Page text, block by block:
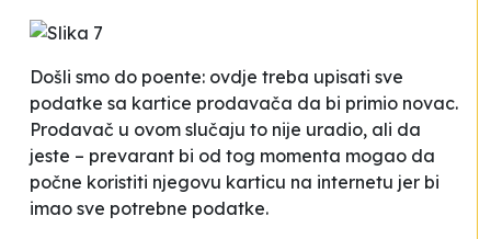
Došli smo do poente: ovdje treba upisati sve
podatke sa kartice prodavača da bi primio novac.
Prodavač u ovom slučaju to nije uradio, ali da
jeste – prevarant bi od tog momenta mogao da
počne koristiti njegovu karticu na internetu jer bi
imao sve potrebne podatke.